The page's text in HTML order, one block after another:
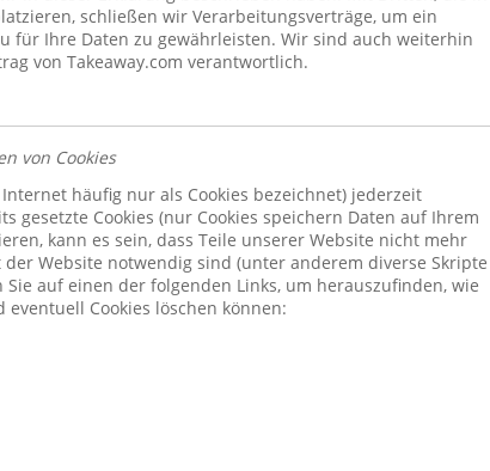
schließen wir Verarbeitungsverträge, um ein
für Ihre Daten zu gewährleisten. Wir sind auch weiterhin
von Takeaway.com verantwortlich.
von Cookies
häufig nur als Cookies bezeichnet) jederzeit
gesetzte Cookies (nur Cookies speichern Daten auf Ihrem
kann es sein, dass Teile unserer Website nicht mehr
Website notwendig sind (unter anderem diverse Skripte
auf einen der folgenden Links, um herauszufinden, wie
Cookies löschen können: